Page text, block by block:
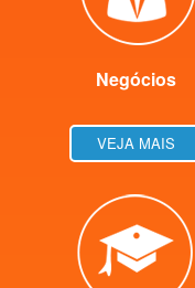
Negócios
VEJA MAIS